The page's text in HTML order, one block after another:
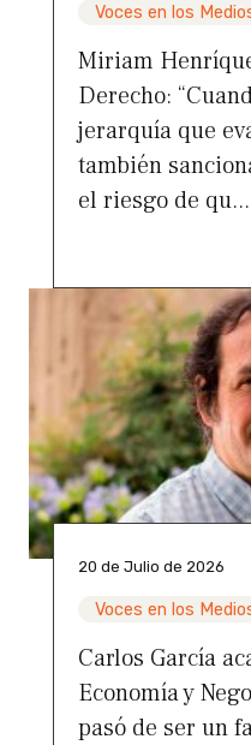
Voces en los
Miriam
Derecho:
jerarquía que
también
el riesgo de qu...
20 de Julio de 2026
Voces en los
Carlos García
Economía y
pasó de ser un